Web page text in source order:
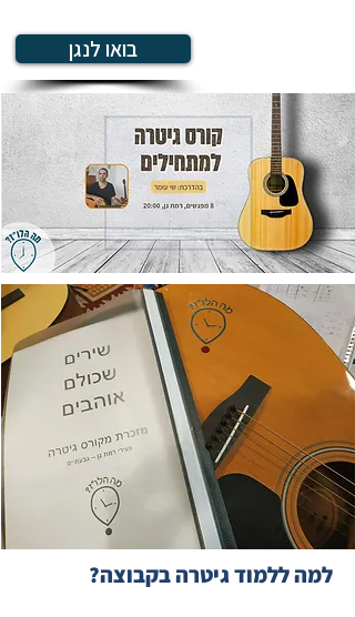
בואו לנגן
למה ללמוד גיטרה בקבוצה?